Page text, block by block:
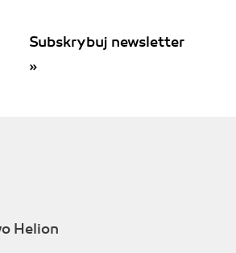
Subskrybuj newsletter
»
Helion